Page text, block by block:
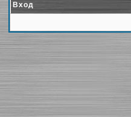
Вход